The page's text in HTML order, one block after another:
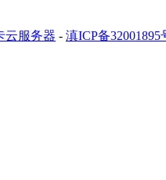
云服务器 - 滇ICP备32001895